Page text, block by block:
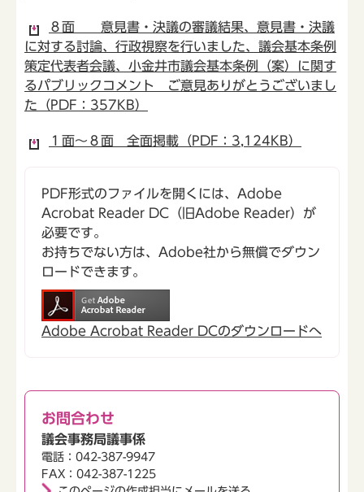
８面 意見書・決議の審議結果、意見書・決議
に対する討論、行政視察を行いました、議会基本条例
策定代表者会議、小金井市議会基本条例（案）に関す
るパブリックコメント ご意見ありがとうございまし
た（PDF：357KB）
１面～８面 全面掲載（PDF：3,124KB）
PDF形式のファイルを開くには、Adobe
Acrobat Reader DC（旧Adobe Reader）が
必要です。
お持ちでない方は、Adobe社から無償でダウン
ロードできます。
Adobe Acrobat Reader DCのダウンロードへ
お問合わせ
議会事務局議事係
電話：042-387-9947
FAX：042-387-1225